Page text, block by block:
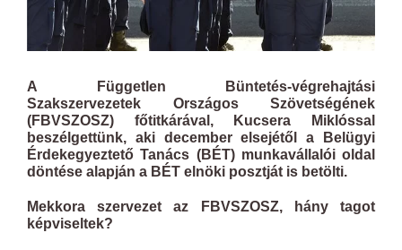
A Független Büntetés-végrehajtási
Szakszervezetek Országos Szövetségének
(FBVSZOSZ) főtitkárával, Kucsera Miklóssal
beszélgettünk, aki december elsejétől a Belügyi
Érdekegyeztető Tanács (BÉT) munkavállalói oldal
döntése alapján a BÉT elnöki posztját is betölti.
Mekkora szervezet az FBVSZOSZ, hány tagot
képviseltek?